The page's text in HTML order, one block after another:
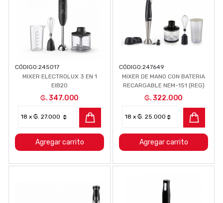
CÓDIGO:245017
MIXER ELECTROLUX 3 EN 1
EIB20
₲. 347.000
Agregar carrito
CÓDIGO:247649
MIXER DE MANO CON BATERIA
RECARGABLE NEM-151 (REG)
₲. 322.000
Agregar carrito